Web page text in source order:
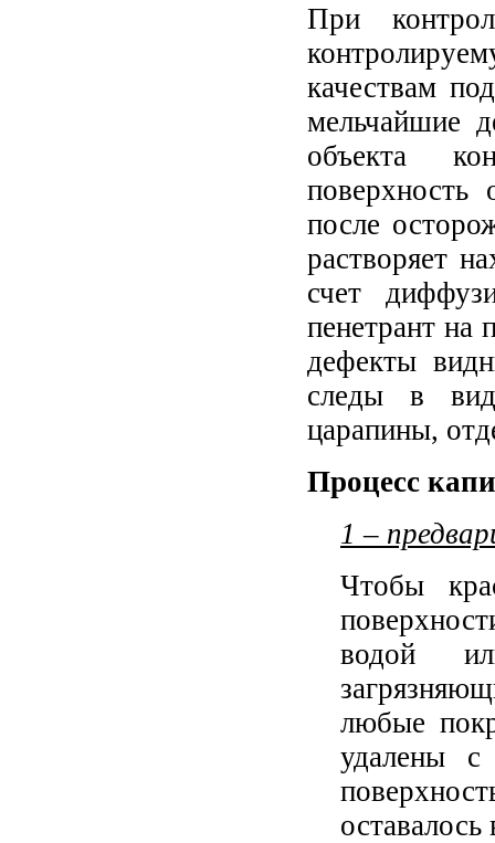
При
качествам
мельчайшие
объекта
поверхность
после
растворяет
счет
пенетрант на
дефекты
следы в
царапины,
Процесс
1 –
Чтобы
водой
любые
удалены с